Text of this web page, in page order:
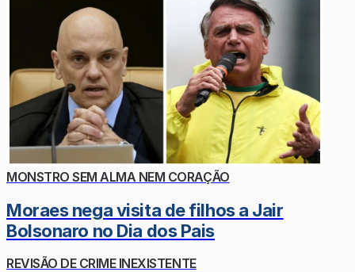
MONSTRO SEM ALMA NEM CORAÇÃO
Moraes nega visita de filhos a Jair
Bolsonaro no Dia dos Pais
REVISÃO DE CRIME INEXISTENTE